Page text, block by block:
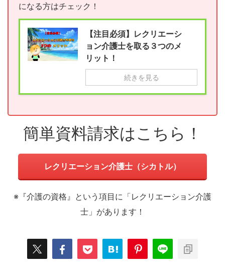
になる方はチェック！
【注目必須】レクリエーシ
ョン介護士を取る３つのメ
リット！
続きを見る
簡単資料請求はこちら！
レクリエーション介護士（シカトル）
※『介護の資格』という項目に「レクリエーション介護
士」があります！